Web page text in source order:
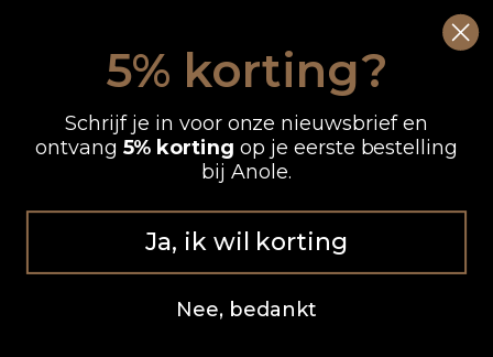
inhoud
5% korting?
Schrijf je in voor onze nieuwsbrief en
ontvang 5% korting op je eerste bestelling
bij Anole.
Ja, ik wil korting
Nee, bedankt